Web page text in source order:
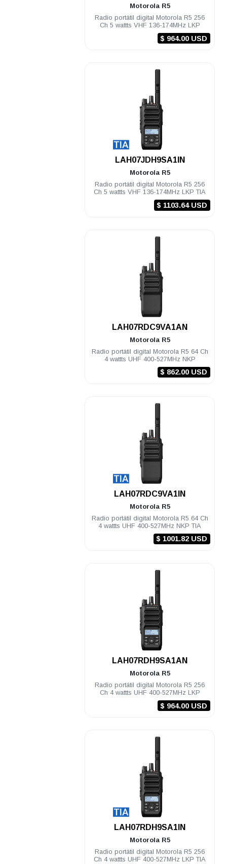
Motorola R5
Radio portátil digital Motorola R5 256
Ch 5 wattts VHF 136-174MHz LKP
$ 964.00 USD
LAH07JDH9SA1IN
Motorola R5
Radio portátil digital Motorola R5 256
Ch 5 wattts VHF 136-174MHz LKP TIA
$ 1103.64 USD
LAH07RDC9VA1AN
Motorola R5
Radio portátil digital Motorola R5 64 Ch
4 wattts UHF 400-527MHz NKP
$ 862.00 USD
LAH07RDC9VA1IN
Motorola R5
Radio portátil digital Motorola R5 64 Ch
4 wattts UHF 400-527MHz NKP TIA
$ 1001.82 USD
LAH07RDH9SA1AN
Motorola R5
Radio portátil digital Motorola R5 256
Ch 4 wattts UHF 400-527MHz LKP
$ 964.00 USD
LAH07RDH9SA1IN
Motorola R5
Radio portátil digital Motorola R5 256
Ch 4 wattts UHF 400-527MHz LKP TIA